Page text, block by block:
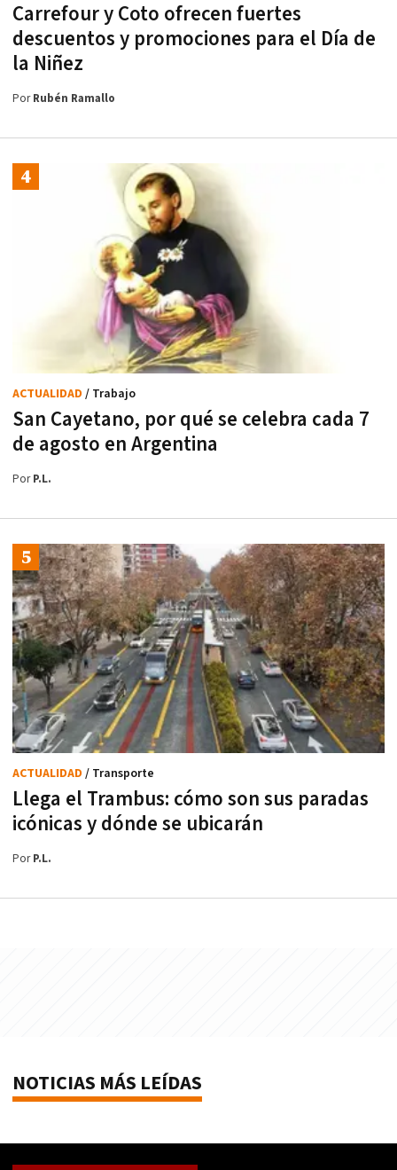
Carrefour y Coto ofrecen fuertes
descuentos y promociones para el Día de
la Niñez
PorRubén Ramallo
San Cayetano, por qué se celebra cada 7
de agosto en Argentina
ACTUALIDAD / Trabajo
PorP.L.
Llega el Trambus: cómo son sus paradas
icónicas y dónde se ubicarán
ACTUALIDAD / Transporte
PorP.L.
NOTICIAS MÁS LEÍDAS